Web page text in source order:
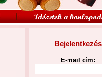
Bejelentkezés
E-mail cím: